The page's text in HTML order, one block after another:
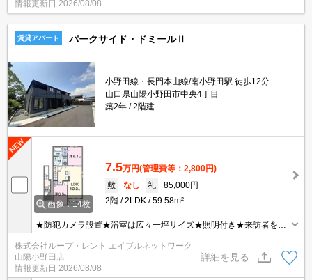
情報更新日 2026/08/08
賃貸アパート パークサイド・ドミールⅡ
小野田線・長門本山線/南小野田駅 徒歩12分
山口県山陽小野田市中央4丁目
築2年
2階建
画像：14枚
7.5万円(管理費等：2,800円)
敷
なし 礼
85,000円
2階
2LDK 59.58m²
★防犯カメラ設置★浴室は広々一坪サイズ★照明付き★来訪者を確
認できるTVモニター付きインターホン設置★エアコン２台設置★イ
ンターネット使用料無料★宅配ボックスあり★
株式会社ループ・レント エイブルネットワーク
山陽小野田店
情報更新日 2026/08/08
詳細を見る